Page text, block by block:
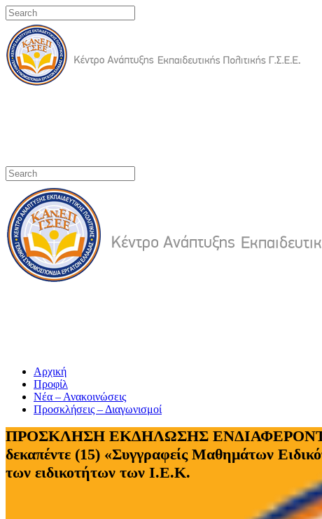
Αρχική
Προφίλ
Νέα – Ανακοινώσεις
Προσκλήσεις – Διαγωνισμοί
ΠΡΟΣΚΛΗΣΗ ΕΚΔΗΛΩΣΗΣ ΕΝΔΙΑΦΕΡΟΝΤΟΣ για
δεκαπέντε (15) «Συγγραφείς Μαθημάτων
των ειδικοτήτων των Ι.Ε.Κ.